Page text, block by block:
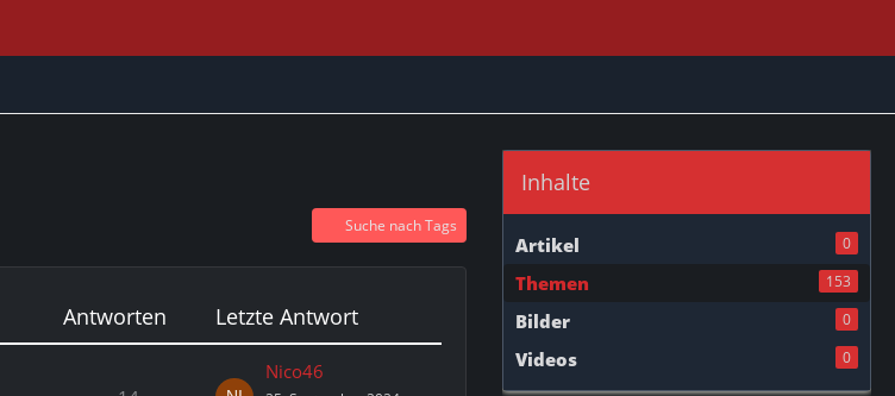
Suche nach Tags
Antworten
Letzte Antwort
Nico46
Inhalte
Artikel 0
Themen 153
Bilder 0
Videos 0